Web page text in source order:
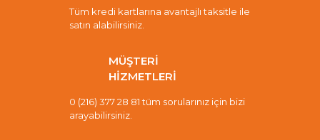
Tüm kredi kartlarına avantajlı taksitle ile
satın alabilirsiniz.
MÜŞTERİ
HİZMETLERİ
0 (216) 377 28 81 tüm sorularınız için bizi
arayabilirsiniz.